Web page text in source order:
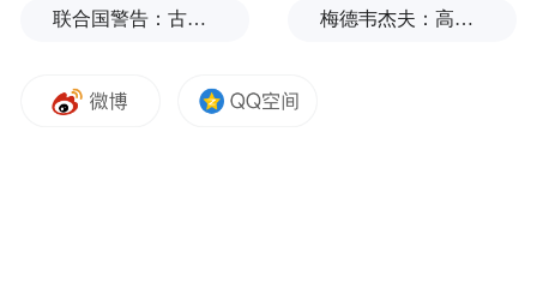
联合国警告：古巴或变成沉默的加沙 梅德韦杰夫：高市早苗不提是谁扔的原子弹，真是耻辱